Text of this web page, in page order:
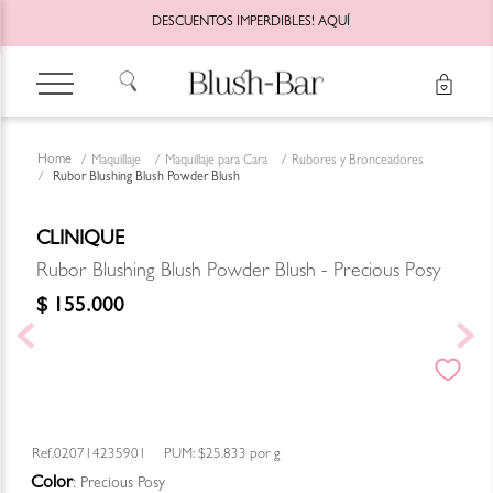
DESCUENTOS IMPERDIBLES! AQUÍ
Maquillaje Maquillaje para Cara
Rubores y Bronceadores
Rubor Blushing Blush Powder Blush
CLINIQUE
Rubor Blushing Blush Powder Blush - Precious Posy
$ 155.000
020714235901 PUM: $25.833 por g
Color: Precious Posy